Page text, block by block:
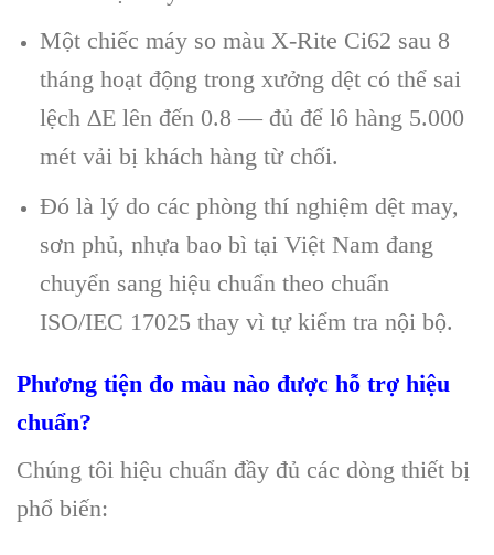
Một chiếc máy so màu X-Rite Ci62 sau 8
tháng hoạt động trong xưởng dệt có thể sai
lệch ∆E lên đến 0.8 — đủ để lô hàng 5.000
mét vải bị khách hàng từ chối.
Đó là lý do các phòng thí nghiệm dệt may,
sơn phủ, nhựa bao bì tại Việt Nam đang
chuyển sang hiệu chuẩn theo chuẩn
ISO/IEC 17025 thay vì tự kiểm tra nội bộ.
Phương tiện đo màu nào được hỗ trợ hiệu
chuẩn?
Chúng tôi hiệu chuẩn đầy đủ các dòng thiết bị
phổ biến: